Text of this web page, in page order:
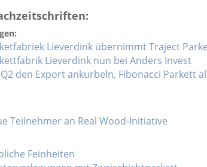
Lieverdink übernimmt Traject
Lieverdink nun bei Anders Invest
den Export ankurbeln, Fibonacci Parkett
Teilnehmer an Real Wood-Initiative
Feinheiten